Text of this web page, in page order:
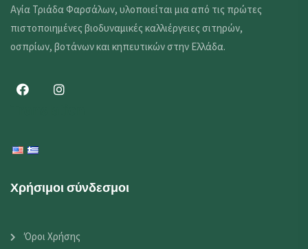
Αγία Τριάδα Φαρσάλων, υλοποιείται μια από τις πρώτες
πιστοποιημένες βιοδυναμικές καλλιέργειες σιτηρών,
οσπρίων, βοτάνων και κηπευτικών στην Ελλάδα.
Χρήσιμοι σύνδεσμοι
Όροι Χρήσης